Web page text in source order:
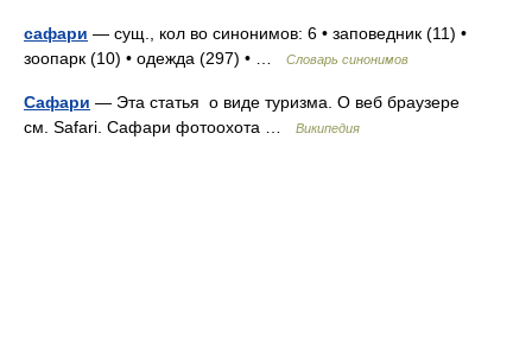
сафари — сущ., кол во синонимов: 6 • заповедник (11) •
зоопарк (10) • одежда (297) • …
Словарь синонимов
Сафари — Эта статья о виде туризма. О веб браузере
см. Safari. Сафари фотоохота …
Википедия